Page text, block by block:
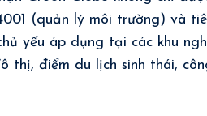
(quản lý môi trường) và
yếu áp dụng tại các khu
thị, điểm du lịch sinh thái,